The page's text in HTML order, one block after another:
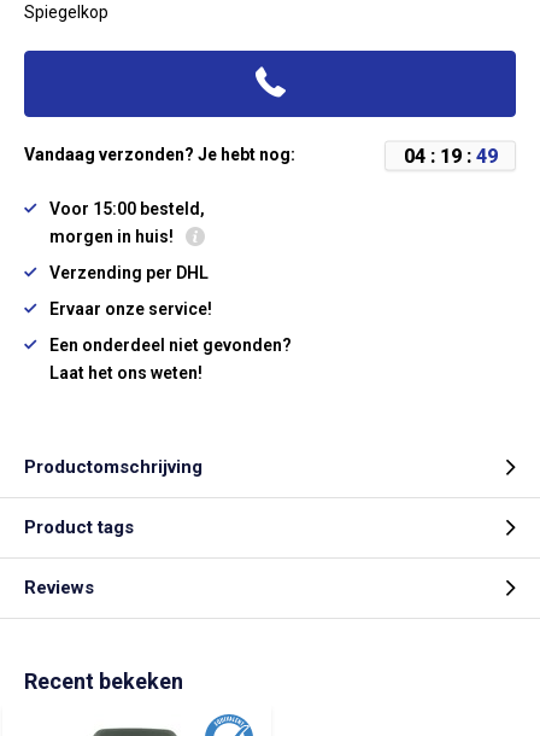
Spiegelkop
Vandaag verzonden? Je hebt nog: 04: 19: 48
Voor 15:00 besteld,
morgen in huis!
Verzending per DHL
Ervaar onze service!
Een onderdeel niet gevonden?
Laat het ons weten!
Productomschrijving
Product tags
Reviews
Recent bekeken